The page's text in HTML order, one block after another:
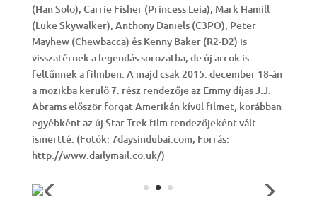
(Han Solo), Carrie Fisher (Princess Leia), Mark Hamill
(Luke Skywalker), Anthony Daniels (C3PO), Peter
Mayhew (Chewbacca) és Kenny Baker (R2-D2) is
visszatérnek a legendás sorozatba, de új arcok is
feltűnnek a filmben. A majd csak 2015. december 18-án
a mozikba kerülő 7. rész rendezője az Emmy díjas J.J.
Abrams először forgat Amerikán kívül filmet, korábban
egyébként az új Star Trek film rendezőjeként vált
ismertté. (Fotók: 7daysindubai.com, Forrás:
http://www.dailymail.co.uk/)